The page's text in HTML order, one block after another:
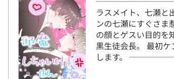
ラスメイト、七瀬と
ンの七瀬にすぐさま
の顔とゲスい目的
黒生徒会長。 最初
します。